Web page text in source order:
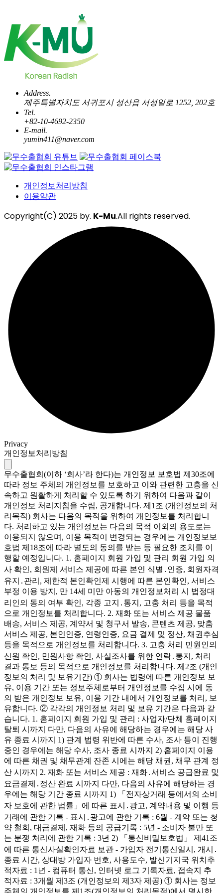
Address.
제주특별자치도 서귀포시 성산읍 서성일로 1252, 202호
Tel.
+82-10-4692-2350
E-mail.
yumin411@naver.com
개인정보처리방침
이용약관
Copyright(C) 2025 by. K-Mu.All rights reserved.
Privacy
개인정보처리방침
무수출협회(이하 ‘회사’라 한다)는 개인정보 보호법 제30조에
따라 정보 주체의 개인정보를 보호하고 이와 관련한 고충을 신
속하고 원활하게 처리할 수 있도록 하기 위하여 다음과 같이
개인정보 처리지침을 수립, 공개합니다. 제1조 (개인정보의 처
리목적) 회사는 다음의 목적을 위하여 개인정보를 처리합니
다. 처리하고 있는 개인정보는 다음의 목적 이외의 용도로는
이용되지 않으며, 이용 목적이 변경되는 경우에는 개인정보보
호법 제18조에 따라 별도의 동의를 받는 등 필요한 조치를 이
행할 예정입니다. 1. 홈페이지 회원 가입 및 관리 회원 가입 의
사 확인, 회원제 서비스 제공에 따른 본인 식별․인증, 회원자격
유지․관리, 제한적 본인확인제 시행에 따른 본인확인, 서비스
부정 이용 방지, 만 14세 미만 아동의 개인정보처리 시 법정대
리인의 동의 여부 확인, 각종 고지․통지, 고충 처리 등을 목적
으로 개인정보를 처리합니다. 2. 재화 또는 서비스 제공 물품
배송, 서비스 제공, 계약서 및 청구서 발송, 콘텐츠 제공, 맞춤
서비스 제공, 본인인증, 연령인증, 요금 결제 및 정산, 채권추심
등을 목적으로 개인정보를 처리합니다. 3. 고충 처리 민원인의
신원 확인, 민원사항 확인, 사실조사를 위한 연락․통지, 처리
결과 통보 등의 목적으로 개인정보를 처리합니다. 제2조 (개인
정보의 처리 및 보유기간) ① 회사는 법령에 따른 개인정보 보
유, 이용 기간 또는 정보주체로부터 개인정보를 수집 시에 동
의 받은 개인정보 보유, 이용 기간 내에서 개인정보를 처리, 보
유합니다. ② 각각의 개인정보 처리 및 보유 기간은 다음과 같
습니다. 1. 홈페이지 회원 가입 및 관리 : 사업자/단체 홈페이지
탈퇴 시까지 다만, 다음의 사유에 해당하는 경우에는 해당 사
유 종료 시까지 1) 관계 법령 위반에 따른 수사, 조사 등이 진행
중인 경우에는 해당 수사, 조사 종료 시까지 2) 홈페이지 이용
에 따른 채권 및 채무관계 잔존 시에는 해당 채권, 채무 관계 정
산 시까지 2. 재화 또는 서비스 제공 : 재화․서비스 공급완료 및
요금결제․정산 완료 시까지 다만, 다음의 사유에 해당하는 경
우에는 해당 기간 종료 시까지 1) 「전자상거래 등에서의 소비
자 보호에 관한 법률」에 따른 표시․광고, 계약내용 및 이행 등
거래에 관한 기록 - 표시․광고에 관한 기록 : 6월 - 계약 또는 청
약 철회, 대금결제, 재화 등의 공급기록 : 5년 - 소비자 불만 또
는 분쟁 처리에 관한 기록 : 3년 2) 「통신비밀보호법」 제41조
에 따른 통신사실확인자료 보관 - 가입자 전기통신일시, 개시․
종료 시간, 상대방 가입자 번호, 사용도수, 발신기지국 위치추
적자료 : 1년 - 컴퓨터 통신, 인터넷 로그 기록자료, 접속지 추
적자료 : 3개월 제3조 (개인정보의 제3자 제공) ① 회사는 정보
주체의 개인정보를 제1조(개인정보의 처리목적)에서 명시한